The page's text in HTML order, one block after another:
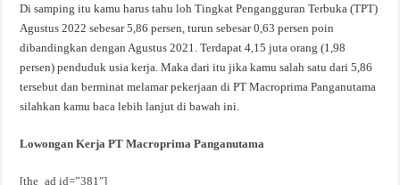
Di samping itu kamu harus tahu loh Tingkat Pengangguran Terbuka (TPT)
Agustus 2022 sebesar 5,86 persen, turun sebesar 0,63 persen poin
dibandingkan dengan Agustus 2021. Terdapat 4,15 juta orang (1,98
persen) penduduk usia kerja. Maka dari itu jika kamu salah satu dari 5,86
tersebut dan berminat melamar pekerjaan di PT Macroprima Panganutama
silahkan kamu baca lebih lanjut di bawah ini.
Lowongan Kerja PT Macroprima Panganutama
[the_ad id=”381″]